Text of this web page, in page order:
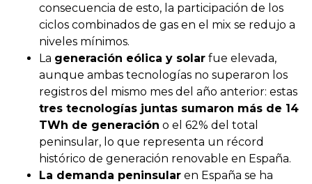
consecuencia de esto, la participación de los
ciclos combinados de gas en el mix se redujo a
niveles mínimos.
La generación eólica y solar fue elevada,
aunque ambas tecnologías no superaron los
registros del mismo mes del año anterior: estas
tres tecnologías juntas sumaron más de 14
TWh de generación o el 62% del total
peninsular, lo que representa un récord
histórico de generación renovable en España.
La demanda peninsular en España se ha